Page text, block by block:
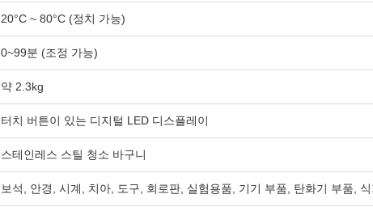
20°C ~ 80°C (정치 가능)
0~99분 (조정 가능)
약 2.3kg
터치 버튼이 있는 디지털 LED 디스플레이
스테인레스 스틸 청소 바구니
보석, 안경, 시계, 치아, 도구, 회로판, 실험용품, 기기 부품, 탄화기 부품,